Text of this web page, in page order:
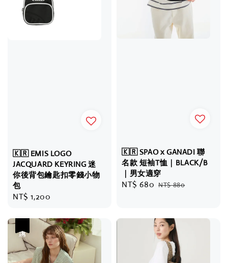
🇰🇷 EMIS LOGO
JACQUARD KEYRING 迷
你後背包鑰匙扣零錢小物
包
Regular
NT$ 1,200
🇰🇷 SPAO x GANADI 聯
名款 短袖T恤｜BLACK/B
｜男女適穿
Sale
NT$ 680 Regular
NT$ 880